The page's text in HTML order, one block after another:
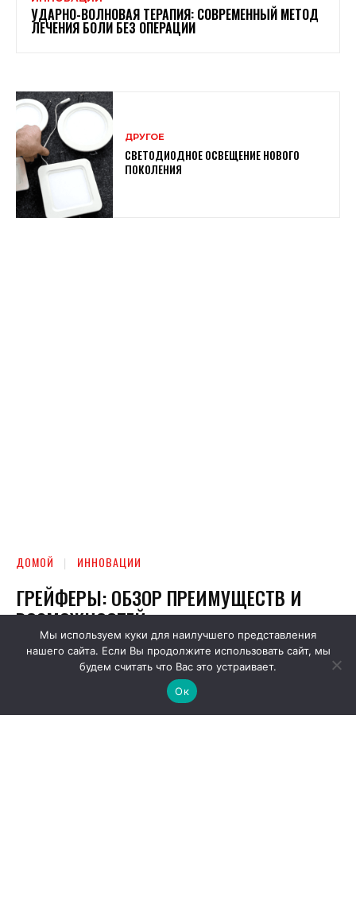
УДАРНО-ВОЛНОВАЯ ТЕРАПИЯ: СОВРЕМЕННЫЙ МЕТОД
ЛЕЧЕНИЯ БОЛИ БЕЗ ОПЕРАЦИИ
ДРУГОЕ
СВЕТОДИОДНОЕ ОСВЕЩЕНИЕ НОВОГО
ПОКОЛЕНИЯ
Мы используем куки для наилучшего представления
нашего сайта. Если Вы продолжите использовать сайт, мы
будем считать что Вас это устраивает.
Ок